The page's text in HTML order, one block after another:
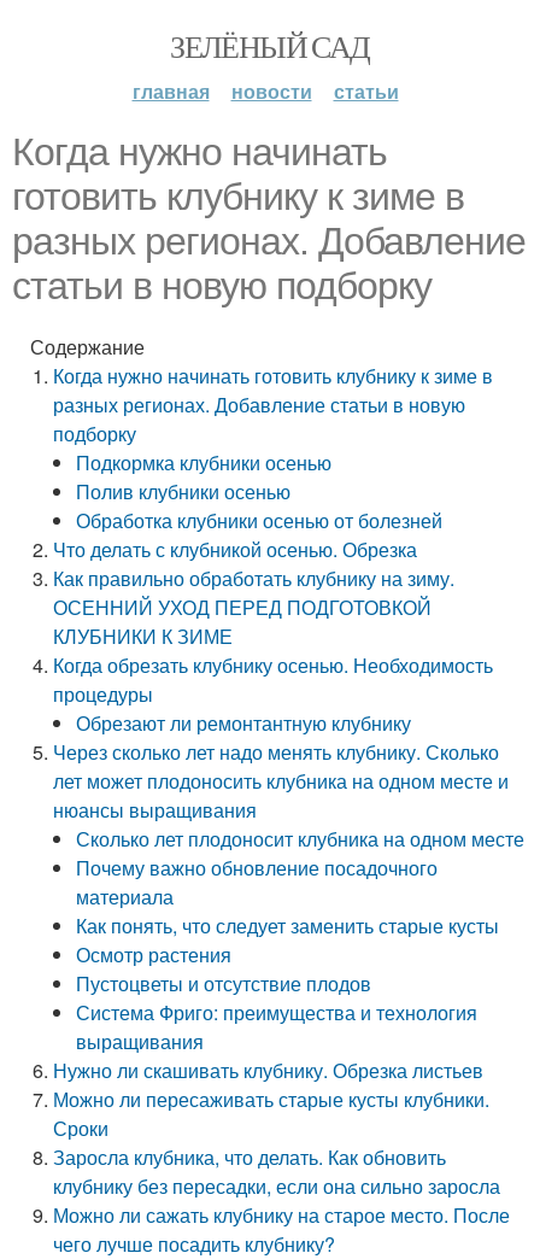
ЗЕЛЁНЫЙ САД
главная новости статьи
Когда нужно начинать
готовить клубнику к зиме в
разных регионах. Добавление
статьи в новую подборку
Содержание
Когда нужно начинать готовить клубнику к зиме в
разных регионах. Добавление статьи в новую
подборку
Подкормка клубники осенью
Полив клубники осенью
Обработка клубники осенью от болезней
Что делать с клубникой осенью. Обрезка
Как правильно обработать клубнику на зиму.
ОСЕННИЙ УХОД ПЕРЕД ПОДГОТОВКОЙ
КЛУБНИКИ К ЗИМЕ
Когда обрезать клубнику осенью. Необходимость
процедуры
Обрезают ли ремонтантную клубнику
Через сколько лет надо менять клубнику. Сколько
лет может плодоносить клубника на одном месте и
нюансы выращивания
Сколько лет плодоносит клубника на одном месте
Почему важно обновление посадочного
материала
Как понять, что следует заменить старые кусты
Осмотр растения
Пустоцветы и отсутствие плодов
Система Фриго: преимущества и технология
выращивания
Нужно ли скашивать клубнику. Обрезка листьев
Можно ли пересаживать старые кусты клубники.
Сроки
Заросла клубника, что делать. Как обновить
клубнику без пересадки, если она сильно заросла
Можно ли сажать клубнику на старое место. После
чего лучше посадить клубнику?